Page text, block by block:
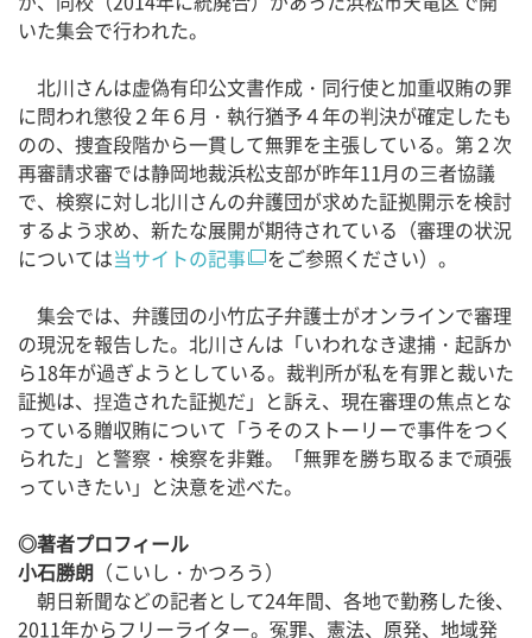
いた集会で行われた。
北川さんは虚偽有印公文書作成・同行使と加重収賄の罪
に問われ懲役２年６月・執行猶予４年の判決が確定したも
のの、捜査段階から一貫して無罪を主張している。第２次
再審請求審では静岡地裁浜松支部が昨年11月の三者協議
で、検察に対し北川さんの弁護団が求めた証拠開示を検討
するよう求め、新たな展開が期待されている（審理の状況
については当サイトの記事
をご参照ください）。
集会では、弁護団の小竹広子弁護士がオンラインで審理
の現況を報告した。北川さんは「いわれなき逮捕・起訴か
ら18年が過ぎようとしている。裁判所が私を有罪と裁いた
証拠は、捏造された証拠だ」と訴え、現在審理の焦点とな
っている贈収賄について「うそのストーリーで事件をつく
られた」と警察・検察を非難。「無罪を勝ち取るまで頑張
っていきたい」と決意を述べた。
◎著者プロフィール
小石勝朗 （こいし・かつろう）
朝日新聞などの記者として24年間、各地で勤務した後、
2011年からフリーライター。冤罪、憲法、原発、地域発